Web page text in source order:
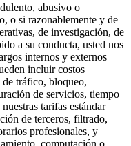
abusivo o
o si razonablemente y de
de investigación, de
a su conducta, usted nos
internos y externos
incluir costos
tráfico, bloqueo,
de servicios, tiempo
tarifas estándar
de terceros, filtrado,
profesionales, y
computación o